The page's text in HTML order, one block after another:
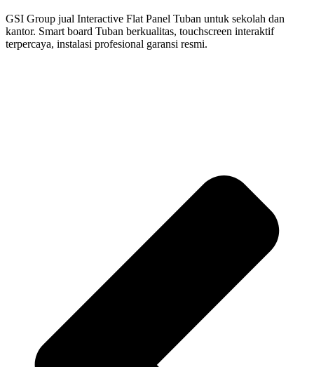
GSI Group jual Interactive Flat Panel Tuban untuk sekolah dan
kantor. Smart board Tuban berkualitas, touchscreen interaktif
terpercaya, instalasi profesional garansi resmi.